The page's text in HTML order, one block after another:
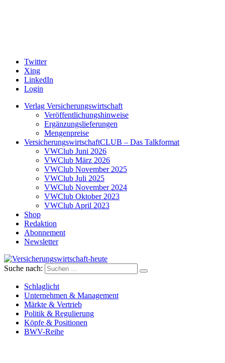
Twitter
Xing
LinkedIn
Login
Verlag Versicherungswirtschaft
Veröffentlichungshinweise
Ergänzungslieferungen
Mengenpreise
VersicherungswirtschaftCLUB – Das Talkformat
VWClub Juni 2026
VWClub März 2026
VWClub November 2025
VWClub Juli 2025
VWClub November 2024
VWClub Oktober 2023
VWClub April 2023
Shop
Redaktion
Abonnement
Newsletter
Versicherungswirtschaft-heute
Suche nach:
Schlaglicht
Unternehmen & Management
Märkte & Vertrieb
Politik & Regulierung
Köpfe & Positionen
BWV-Reihe